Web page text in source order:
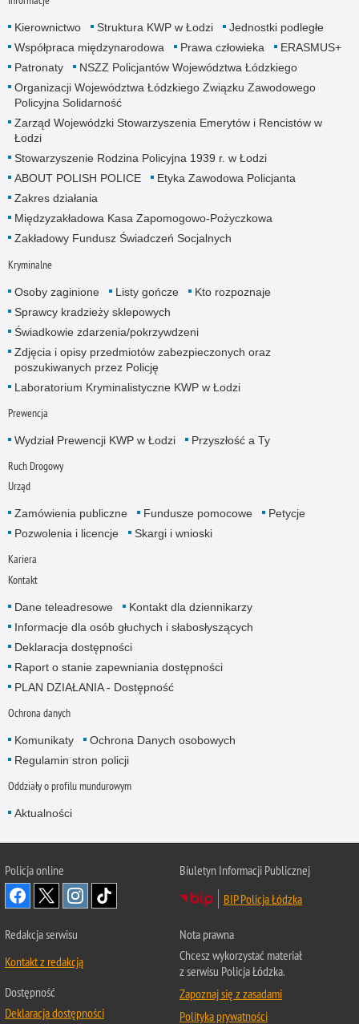
Kierownictwo Struktura KWP w Łodzi
Jednostki podległe
Współpraca międzynarodowa
Prawa człowieka
ERASMUS+
Patronaty
NSZZ Policjantów Województwa Łódzkiego
Organizacji Województwa Łódzkiego Związku Zawodowego
Policyjna Solidarność
Zarząd Wojewódzki Stowarzyszenia Emerytów i Rencistów w
Łodzi
Stowarzyszenie Rodzina Policyjna 1939 r. w Łodzi
ABOUT POLISH POLICE
Etyka Zawodowa Policjanta
Zakres działania
Międzyzakładowa Kasa Zapomogowo-Pożyczkowa
Zakładowy Fundusz Świadczeń Socjalnych
Kryminalne
Osoby zaginione Listy gończe
Kto rozpoznaje
Sprawcy kradzieży sklepowych
Świadkowie zdarzenia/pokrzywdzeni
Zdjęcia i opisy przedmiotów zabezpieczonych oraz
poszukiwanych przez Policję
Laboratorium Kryminalistyczne KWP w Łodzi
Prewencja
Wydział Prewencji KWP w Łodzi Przyszłość a Ty
Ruch Drogowy
Urząd
Zamówienia publiczne Fundusze pomocowe
Petycje
Pozwolenia i licencje
Skargi i wnioski
Kariera
Kontakt
Dane teleadresowe
Kontakt dla dziennikarzy
Informacje dla osób głuchych i słabosłyszących
Deklaracja dostępności
Raport o stanie zapewniania dostępności
PLAN DZIAŁANIA - Dostępność
Ochrona danych
Komunikaty
Ochrona Danych osobowych
Regulamin stron policji
Oddziały o profilu mundurowym
Aktualności
Policja online
Biuletyn Informacji Publicznej
BIP Policja Łódzka
Redakcja serwisu
Kontakt z redakcją
Dostępność
Deklaracja dostępności
Nota prawna
Chcesz wykorzystać materiał
z serwisu Policja Łódzka.
Zapoznaj się z zasadami
Polityka prywatności